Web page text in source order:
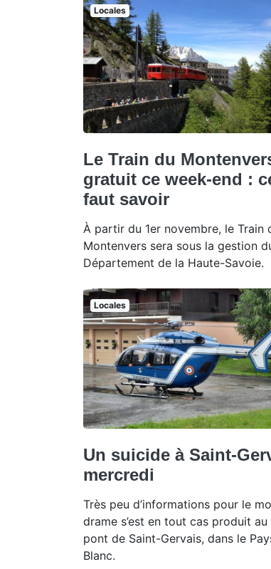
Locales
Le Train du
gratuit ce week-end :
faut savoir
À partir du 1er novembre, le Train
Montenvers sera sous la gestion
Département de la Haute-Savoie.
Locales
Un suicide à Saint-
mercredi
Très peu d’informations pour le
drame s’est en tout cas produit au
pont de Saint-Gervais, dans le
Blanc.